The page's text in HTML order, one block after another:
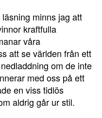
minns jag att
kraftfulla
våra
att se världen från ett
om de inte
med oss på ett
en viss tidlös
aldrig går ur stil.